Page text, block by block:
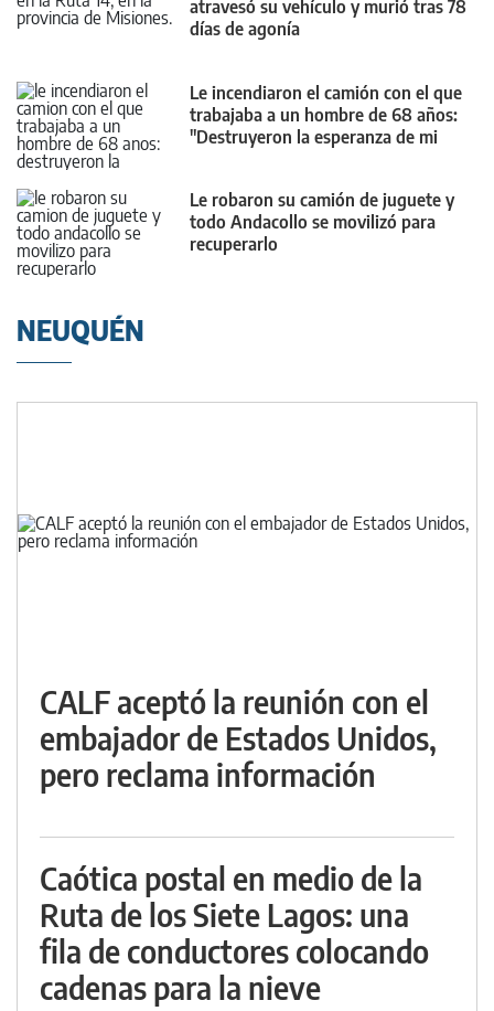
atravesó su vehículo y murió tras 78
días de agonía
Le incendiaron el camión con el que
trabajaba a un hombre de 68 años:
"Destruyeron la esperanza de mi
Le robaron su camión de juguete y
todo Andacollo se movilizó para
recuperarlo
NEUQUÉN
CALF aceptó la reunión con el
embajador de Estados Unidos,
pero reclama información
Caótica postal en medio de la
Ruta de los Siete Lagos: una
fila de conductores colocando
cadenas para la nieve